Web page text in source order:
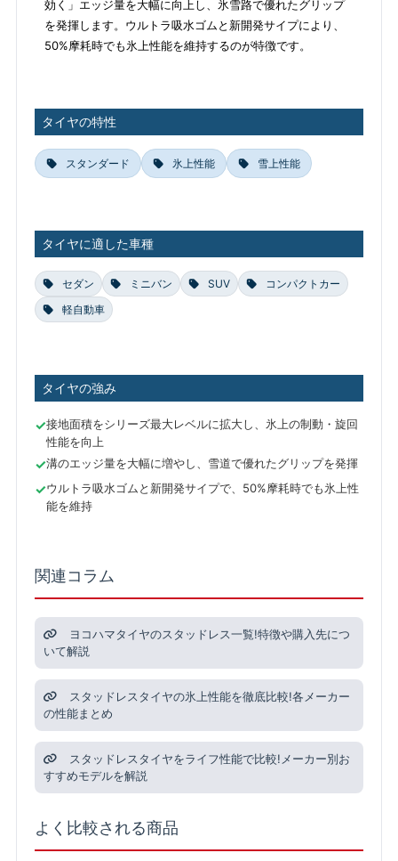
効く」エッジ量を大幅に向上し、氷雪路で優れたグリップ
を発揮します。ウルトラ吸水ゴムと新開発サイプにより、
50%摩耗時でも氷上性能を維持するのが特徴です。
タイヤの特性
スタンダード 氷上性能 雪上性能
タイヤに適した車種
セダン ミニバン SUV
コンパクトカー
軽自動車
タイヤの強み
接地面積をシリーズ最大レベルに拡大し、氷上の制動・旋回
性能を向上
溝のエッジ量を大幅に増やし、雪道で優れたグリップを発揮
ウルトラ吸水ゴムと新開発サイプで、50%摩耗時でも氷上性
能を維持
関連コラム
ヨコハマタイヤのスタッドレス一覧!特徴や購入先につ
いて解説
スタッドレスタイヤの氷上性能を徹底比較!各メーカー
の性能まとめ
スタッドレスタイヤをライフ性能で比較!メーカー別お
すすめモデルを解説
よく比較される商品